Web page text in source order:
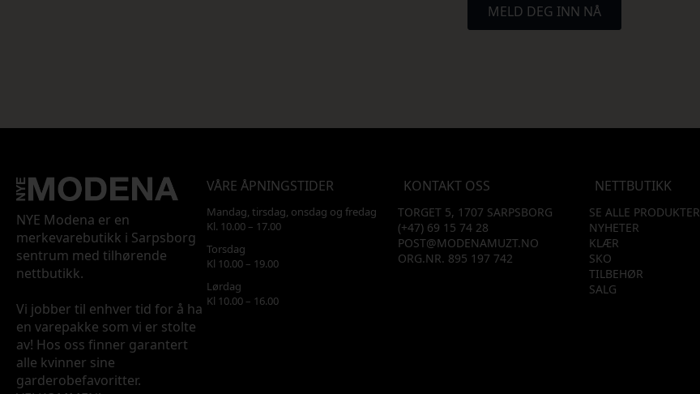
MELD DEG INN NÅ
NYE Modena er en
merkevarebutikk i Sarpsborg
sentrum med tilhørende
nettbutikk.
Vi jobber til enhver tid for å ha
en varepakke som vi er stolte
av! Hos oss finner garantert
alle kvinner sine
garderobefavoritter.
VÅRE ÅPNINGSTIDER
Mandag, tirsdag, onsdag og fredag
Kl. 10.00 – 17.00
Torsdag
Kl 10.00 – 19.00
Lørdag
Kl 10.00 – 16.00
KONTAKT OSS
TORGET 5, 1707 SARPSBORG
(+47) 69 15 74 28
POST@MODENAMUZT.NO
ORG.NR. 895 197 742
NETTBUTIKK
SE ALLE PRODUKTER
NYHETER
KLÆR
SKO
TILBEHØR
SALG